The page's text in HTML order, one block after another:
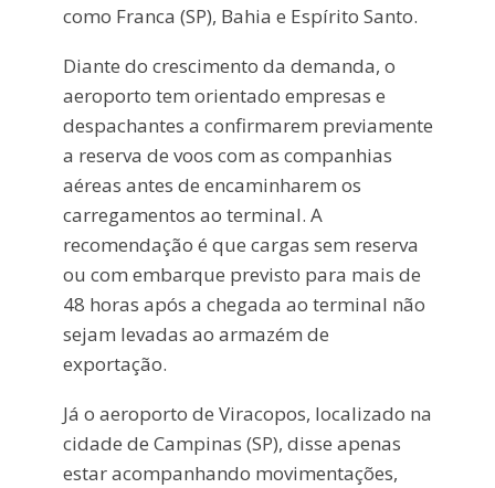
como Franca (SP), Bahia e Espírito Santo.
Diante do crescimento da demanda, o
aeroporto tem orientado empresas e
despachantes a confirmarem previamente
a reserva de voos com as companhias
aéreas antes de encaminharem os
carregamentos ao terminal. A
recomendação é que cargas sem reserva
ou com embarque previsto para mais de
48 horas após a chegada ao terminal não
sejam levadas ao armazém de
exportação.
Já o aeroporto de Viracopos, localizado na
cidade de Campinas (SP), disse apenas
estar acompanhando movimentações,